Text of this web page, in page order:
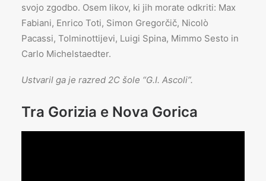
svojo zgodbo. Osem likov, ki jih morate odkriti: Max
Fabiani, Enrico Toti, Simon Gregorčič, Nicolò
Pacassi, Tolminottijevi, Luigi Spina, Mimmo Sesto in
Carlo Michelstaedter.
Ustvaril ga je razred 2C šole “G.I. Ascoli”.
Tra Gorizia e Nova Gorica